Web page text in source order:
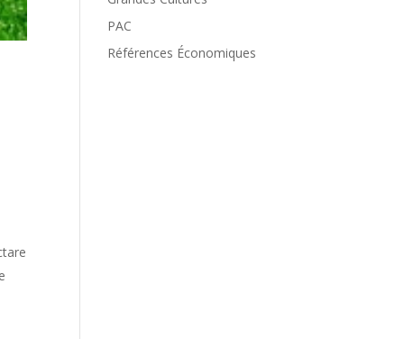
PAC
Références Économiques